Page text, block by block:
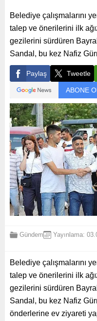
Belediye çalışmalarını
talep ve önerilerini ilk
gezilerini sürdüren
Sandal, bu kez Nafiz
Paylaş Tweetle
ABONE
Gündem Yayınlama:
Belediye çalışmalarını
talep ve önerilerini ilk
gezilerini sürdüren
Sandal, bu kez Nafiz
önderlerine ev ziyareti